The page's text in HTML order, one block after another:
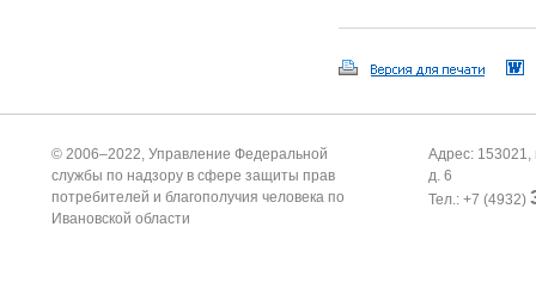
© 2006–2022, Управление Федеральной
службы по надзору в сфере защиты прав
потребителей и благополучия человека по
Ивановской области
Адрес: 153021,
д. 6
Тел.: +7 (4932)